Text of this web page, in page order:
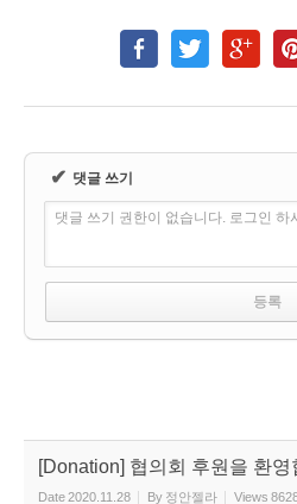
✔ 댓글 쓰기
댓글 쓰기 권한이 없습니다. 로그인 하
[Donation] 협의회 후원을 환영
Date2020.11.28 By 정안젤라 Views